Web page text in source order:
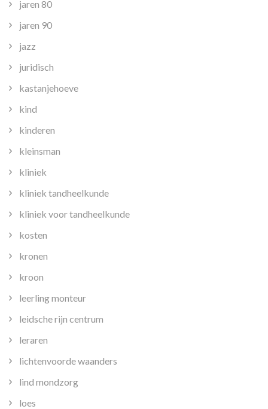
jaren 80
jaren 90
jazz
juridisch
kastanjehoeve
kind
kinderen
kleinsman
kliniek
kliniek tandheelkunde
kliniek voor tandheelkunde
kosten
kronen
kroon
leerling monteur
leidsche rijn centrum
leraren
lichtenvoorde waanders
lind mondzorg
loes